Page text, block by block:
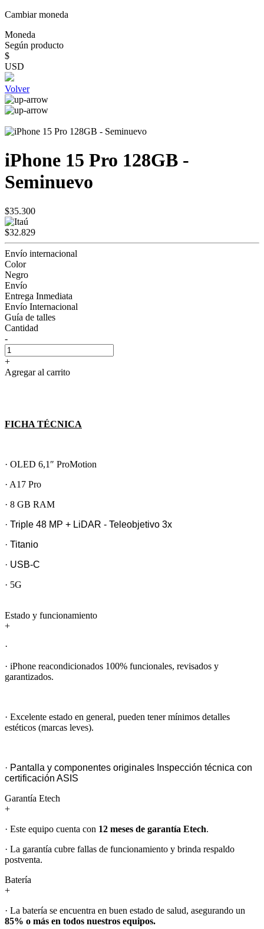
Cambiar moneda
Moneda
Según producto
$
USD
Volver
iPhone 15 Pro 128GB -
Seminuevo
$35.300
$32.829
Envío internacional
Color
Negro
Envío
Entrega Inmediata
Envío Internacional
Guía de talles
Cantidad
-
+
Agregar al carrito
FICHA TÉCNICA
· OLED 6,1″ ProMotion
· A17 Pro
· 8 GB RAM
· Triple 48 MP + LiDAR - Teleobjetivo 3x
· Titanio
· USB-C
· 5G
Estado y funcionamiento
+
·
· iPhone reacondicionados 100% funcionales, revisados y
garantizados.
· Excelente estado en general, pueden tener mínimos detalles
estéticos (marcas leves).
· Pantalla y componentes originales Inspección técnica con
certificación ASIS
Garantía Etech
+
· Este equipo cuenta con 12 meses de garantía Etech.
· La garantía cubre fallas de funcionamiento y brinda respaldo
postventa.
Batería
+
· La batería se encuentra en buen estado de salud, asegurando un
85% o más en todos nuestros equipos.